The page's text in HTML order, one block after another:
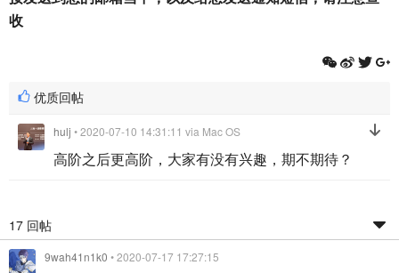
收
优质回帖
hulj • 2020-07-10 14:31:11 via Mac OS
高阶之后更高阶，大家有没有兴趣，期不期待？
17 回帖
9wah41n1k0 • 2020-07-17 17:27:15